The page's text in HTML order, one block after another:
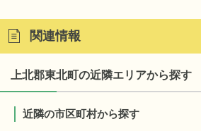
関連情報
上北郡東北町の近隣エリアから探す
近隣の市区町村から探す